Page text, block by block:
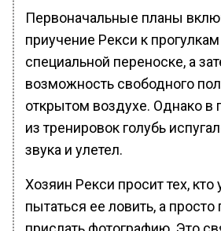
Первоначальные планы
приучение Рекси к
специальной переноске, а
возможность свободного
открытом воздухе. Однако в
из тренировок голубь
звука и улетел.
Хозяин Рекси просит тех, кто
пытаться ее ловить, а